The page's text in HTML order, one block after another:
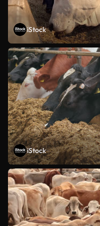
iStock
iStock